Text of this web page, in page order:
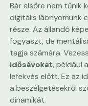
Bár elsőre nem tűnik
digitális lábnyomunk
része. Az állandó
fogyaszt, de
tagja számára.
idősávokat, például
lefekvés előtt. Ez az
a beszélgetésekről
dinamikát.